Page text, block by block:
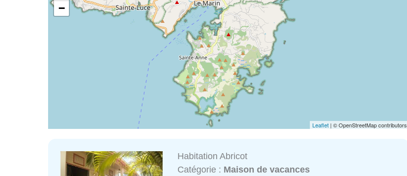
−
Leaflet | © OpenStreetMap contributors
Habitation Abricot
Catégorie : Maison de vacances